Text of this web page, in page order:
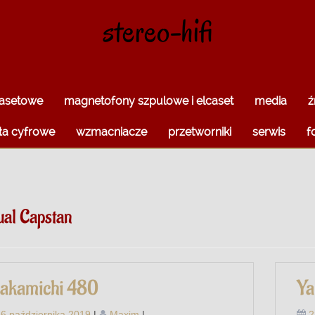
stereo-hifi
magnetofony szpulowe i elcaset media
cyfrowe wzmacniacze przetworniki serwis
Capstan
480